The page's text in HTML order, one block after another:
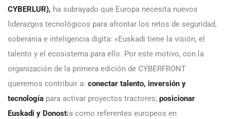
CYBERLUR), ha subrayado que Europa necesita nuevos
liderazgos tecnológicos para afrontar los retos de seguridad,
soberanía e inteligencia digita: «Euskadi tiene la visión, el
talento y el ecosistema para ello. Por este motivo, con la
organización de la primera edición de CYBERFRONT
queremos contribuir a: conectar talento, inversión y
tecnología para activar proyectos tractores; posicionar
Euskadi y Donostia como referentes europeos en